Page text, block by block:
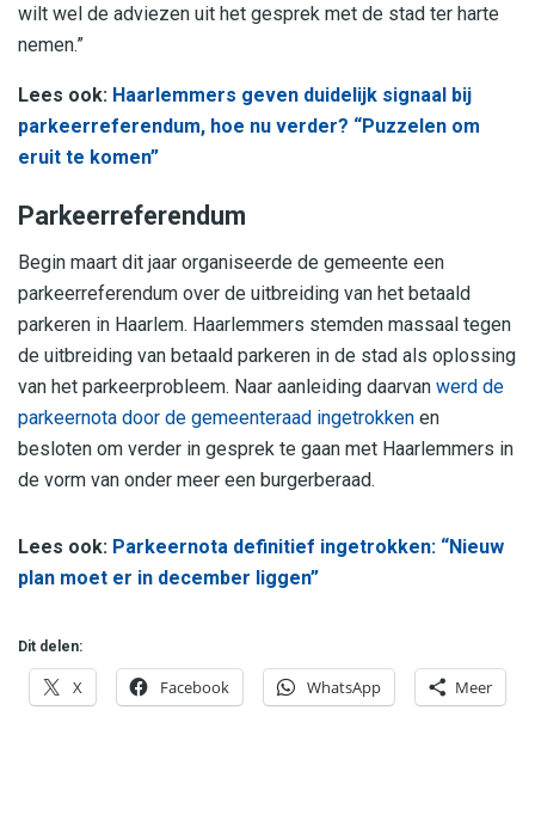
wilt wel de adviezen uit het gesprek met de stad ter harte
nemen.”
Lees ook: Haarlemmers geven duidelijk signaal bij
parkeerreferendum, hoe nu verder? “Puzzelen om
eruit te komen”
Parkeerreferendum
Begin maart dit jaar organiseerde de gemeente een
parkeerreferendum over de uitbreiding van het betaald
parkeren in Haarlem. Haarlemmers stemden massaal tegen
de uitbreiding van betaald parkeren in de stad als oplossing
van het parkeerprobleem. Naar aanleiding daarvan werd de
parkeernota door de gemeenteraad ingetrokken en
besloten om verder in gesprek te gaan met Haarlemmers in
de vorm van onder meer een burgerberaad.
Lees ook: Parkeernota definitief ingetrokken: “Nieuw
plan moet er in december liggen”
Dit delen:
X Facebook WhatsApp Meer